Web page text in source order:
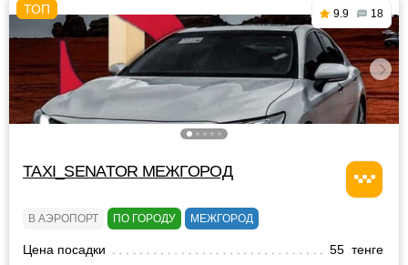
9.9 18
TAXI_SENATOR МЕЖГОРОД
В АЭРОПОРТ ПО ГОРОДУ МЕЖГОРОД
Цена посадки
55 тенге